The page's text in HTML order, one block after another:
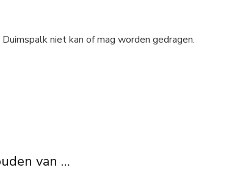
niet kan of mag worden gedragen.
van …